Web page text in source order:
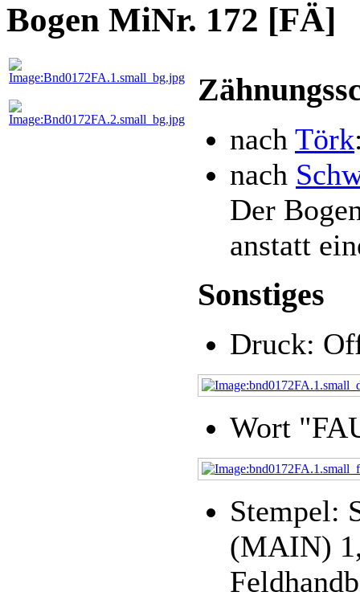
Bogen MiNr. 172 [FÄ]
nach Törk
nach
Der
anstatt
Sonstiges
Druck:
Wort
Stempel:
(MAIN)